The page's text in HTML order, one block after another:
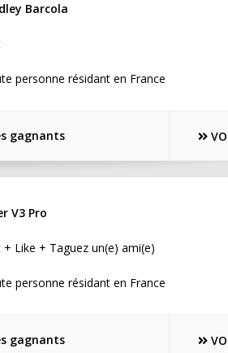
Barcola
personne résidant en France
gagnants
V3 Pro
Like + Taguez un(e) ami(e)
personne résidant en France
gagnants